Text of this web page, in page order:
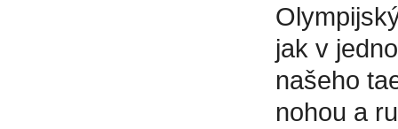
jak v
našeho
nohou a